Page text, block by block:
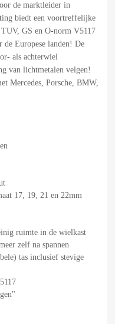
de marktleider in
biedt een voortreffelijke
GS en O-norm V5117
Europese landen! De
als achterwiel
van lichtmetalen velgen!
Mercedes, Porsche, BMW,
17, 19, 21 en 22mm
ruimte in de wielkast
zelf na spannen
tas inclusief stevige